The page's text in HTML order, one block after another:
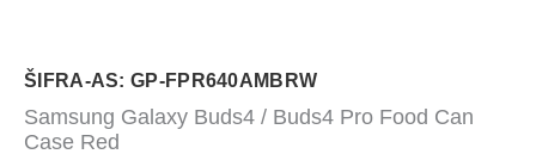
ŠIFRA-AS: GP-FPR640AMBRW
Samsung Galaxy Buds4 / Buds4 Pro Food Can
Case Red